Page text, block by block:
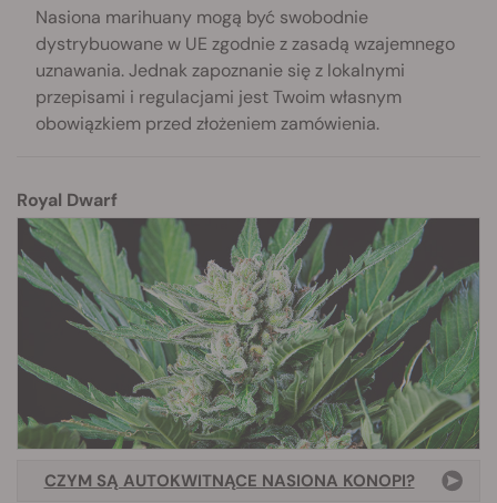
Nasiona marihuany mogą być swobodnie
dystrybuowane w UE zgodnie z zasadą wzajemnego
uznawania. Jednak zapoznanie się z lokalnymi
przepisami i regulacjami jest Twoim własnym
obowiązkiem przed złożeniem zamówienia.
Royal Dwarf
CZYM SĄ AUTOKWITNĄCE NASIONA KONOPI?